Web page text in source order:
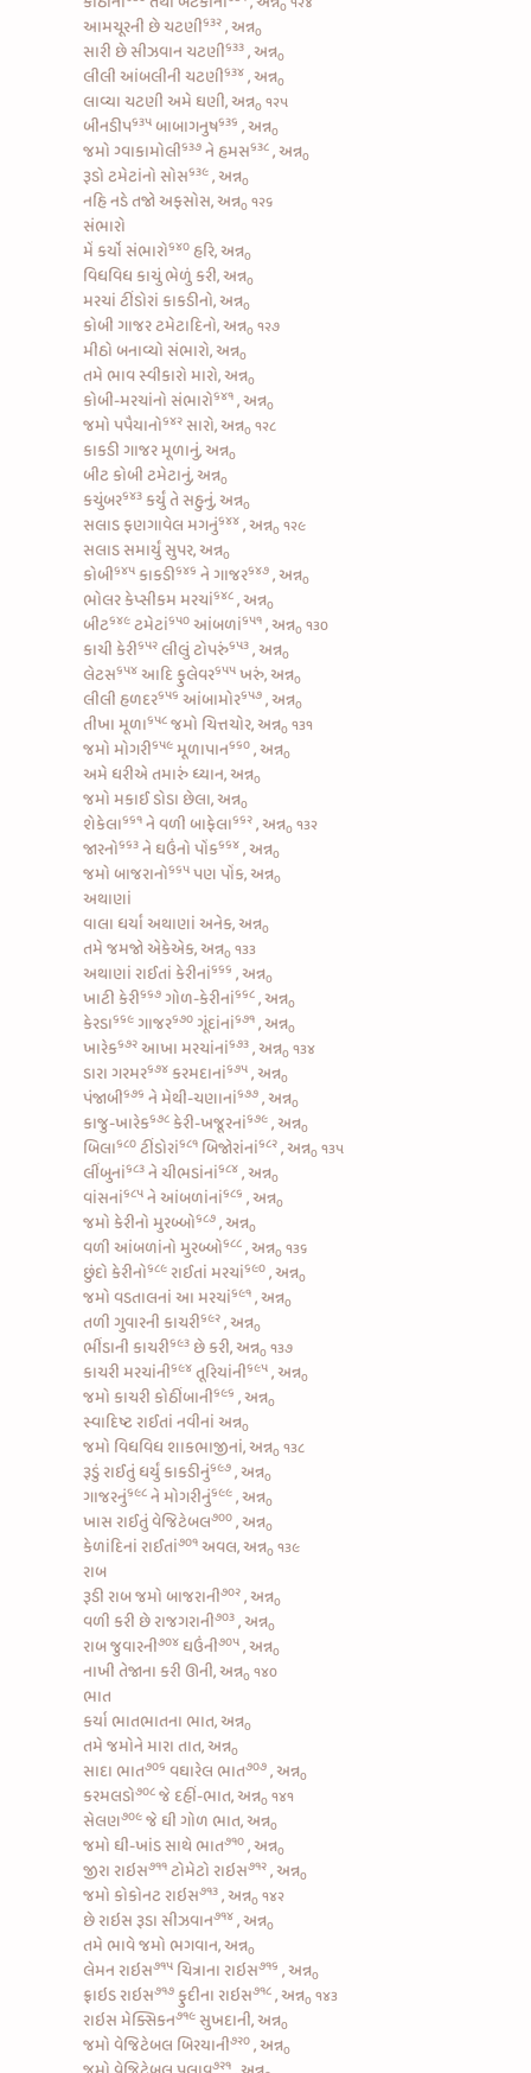
૦
આમચૂરની છે ચટણી૬૩૨ , અન્ન૦
સારી છેસીઝવાન ચટણી૬૩૩ , અન્ન૦
લીલી આંબલીની ચટણી૬૩૪ , અન્ન૦
લાવ્યા ચટણી અમે ઘણી, અન્ન૦ ૧૨૫
બીનડીપ૬૩૫ બાબાગનુષ૬૩૬ , અન્ન૦
જમોગ્વાકામોલી૬૩૭ નેહમસ૬૩૮ , અન્ન૦
રૂડોટમેટાંનો સોસ૬૩૯ , અન્ન૦
નહિ નડે તજો અફસોસ, અન્ન૦ ૧૨૬
સંભારો
મેં કર્યોસંભારો૬૪૦ હરિ, અન્ન૦
વિધવિધ કાચું ભેળું કરી, અન્ન૦
મરચાં ટીંડોરાં કાકડીનો, અન્ન૦
કોબી ગાજર ટમેટાદિનો, અન્ન૦ ૧૨૭
મીઠો બનાવ્યો સંભારો, અન્ન૦
તમે ભાવ સ્વીકારો મારો, અન્ન૦
કોબી-મરચાંનો સંભારો૬૪૧ , અન્ન૦
જમોપપૈયાનો૬૪૨ સારો, અન્ન૦ ૧૨૮
કાકડી ગાજર મૂળાનું, અન્ન૦
બીટ કોબી ટમેટાનું, અન્ન૦
કચુંબર૬૪૩ કર્યું તે સહુનું, અન્ન૦
સલાડ ફણગાવેલ મગનું૬૪૪ , અન્ન૦ ૧૨૯
સલાડ સમાર્યું સુપર, અન્ન૦
કોબી૬૪૫ કાકડી૬૪૬ નેગાજર૬૪૭ , અન્ન૦
ભોલર કેપ્સીકમ મરચાં૬૪૮ , અન્ન૦
બીટ૬૪૯ ટમેટાં૬૫૦ આંબળાં૬૫૧ , અન્ન૦ ૧૩૦
કાચી કેરી૬૫૨ લીલું ટોપરું૬૫૩ , અન્ન૦
લેટસ૬૫૪ આદિફુલેવર૬૫૫ ખરું, અન્ન૦
લીલી હળદર૬૫૬ આંબામોર૬૫૭ , અન્ન૦
તીખા મૂળા૬૫૮ જમો ચિત્તચોર, અન્ન૦ ૧૩૧
જમોમોગરી૬૫૯ મૂળાપાન૬૬૦ , અન્ન૦
અમે ધરીએ તમારું ધ્યાન, અન્ન૦
જમો મકાઈ ડોડા છેલા, અન્ન૦
શેકેલા૬૬૧ ને વળી બાફેલા૬૬૨ , અન્ન૦ ૧૩૨
જારનો૬૬૩ ને ઘઉંનો પોંક૬૬૪ , અન્ન૦
જમો બાજરાનો૬૬૫ પણ પોંક, અન્ન૦
અથાણાં
વાલા ધર્યાં અથાણાં અનેક, અન્ન૦
તમે જમજો એકેએક, અન્ન૦ ૧૩૩
અથાણાંરાઈતાં કેરીનાં૬૬૬ , અન્ન૦
ખાટી કેરી૬૬૭ ગોળ-કેરીનાં૬૬૮ , અન્ન૦
કેરડા૬૬૯ ગાજર૬૭૦ ગૂંદાંનાં૬૭૧ , અન્ન૦
ખારેક૬૭૨ આખા મરચાંનાં૬૭૩ , અન્ન૦ ૧૩૪
ડારા ગરમર૬૭૪ કરમદાનાં૬૭૫ , અન્ન૦
પંજાબી૬૭૬ નેમેથી-ચણાનાં૬૭૭ , અન્ન૦
કાજુ-ખારેક૬૭૮ કેરી-ખજૂરનાં૬૭૯ , અન્ન૦
બિલા૬૮૦ ટીંડોરાં૬૮૧ બિજોરાંનાં૬૮૨ , અન્ન૦ ૧૩૫
લીંબુનાં૬૮૩ નેચીભડાંનાં૬૮૪ , અન્ન૦
વાંસનાં૬૮૫ નેઆંબળાંનાં૬૮૬ , અન્ન૦
જમો કેરીનો મુરબ્બો૬૮૭ , અન્ન૦
વળીઆંબળાંનો મુરબ્બો૬૮૮ , અન્ન૦ ૧૩૬
છુંદો કેરીનો૬૮૯ રાઈતાં મરચાં૬૯૦ , અન્ન૦
જમોવડતાલનાં આ મરચાં૬૯૧ , અન્ન૦
તળીગુવારની કાચરી૬૯૨ , અન્ન૦
ભીંડાની કાચરી૬૯૩ છે કરી, અન્ન૦ ૧૩૭
કાચરી મરચાંની૬૯૪ તૂરિયાંની૬૯૫ , અન્ન૦
જમો કાચરી કોઠીંબાની૬૯૬ , અન્ન૦
સ્વાદિષ્ટ રાઈતાં નવીનાં અન્ન૦
જમો વિધવિધ શાકભાજીનાં, અન્ન૦ ૧૩૮
રૂડુંરાઈતું ધર્યું કાકડીનું૬૯૭ , અન્ન૦
ગાજરનું૬૯૮ નેમોગરીનું૬૯૯ , અન્ન૦
ખાસરાઈતું વેજિટેબલ૭૦૦ , અન્ન૦
કેળાંદિનાં રાઈતાં૭૦૧ અવલ, અન્ન૦ ૧૩૯
રાબ
રૂડીરાબ જમો બાજરાની૭૦૨ , અન્ન૦
વળી કરી છેરાજગરાની૭૦૩ , અન્ન૦
રાબજુવારની૭૦૪ ઘઉંની૭૦૫ , અન્ન૦
નાખી તેજાના કરી ઊની, અન્ન૦ ૧૪૦
ભાત
કર્યા ભાતભાતના ભાત, અન્ન૦
તમે જમોને મારા તાત, અન્ન૦
સાદા ભાત૭૦૬ વઘારેલ ભાત૭૦૭ , અન્ન૦
કરમલડો૭૦૮ જે દહીં-ભાત, અન્ન૦ ૧૪૧
સેલણ૭૦૯ જે ઘી ગોળ ભાત, અન્ન૦
જમો ઘી-ખાંડ સાથે ભાત૭૧૦ , અન્ન૦
જીરા રાઇસ૭૧૧ ટોમેટો રાઇસ૭૧૨ , અન્ન૦
જમો કોકોનટ રાઇસ૭૧૩ , અન્ન૦ ૧૪૨
છેરાઇસ રૂડા સીઝવાન૭૧૪ , અન્ન૦
તમે ભાવે જમો ભગવાન, અન્ન૦
લેમન રાઇસ૭૧૫ ચિત્રાના રાઇસ૭૧૬ , અન્ન૦
ફ્રાઇડ રાઇસ૭૧૭ ફુદીના રાઇસ૭૧૮ , અન્ન૦ ૧૪૩
રાઇસ મેક્સિકન૭૧૯ સુખદાની, અન્ન૦
જમોવેજિટેબલ બિરયાની૭૨૦ , અન્ન૦
૭૨૧